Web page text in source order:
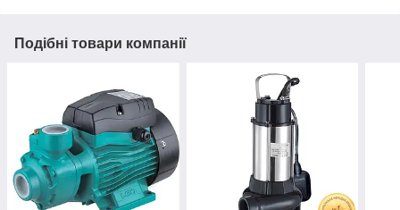
Подібні товари компанії